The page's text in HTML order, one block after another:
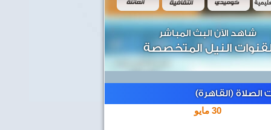
شاهد الآن البث المباشر
النيل المتخصصة
الصلاة (القاهرة)
30 مايو